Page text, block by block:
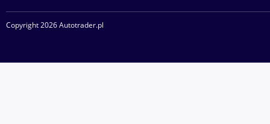
Copyright 2026 Autotrader.pl